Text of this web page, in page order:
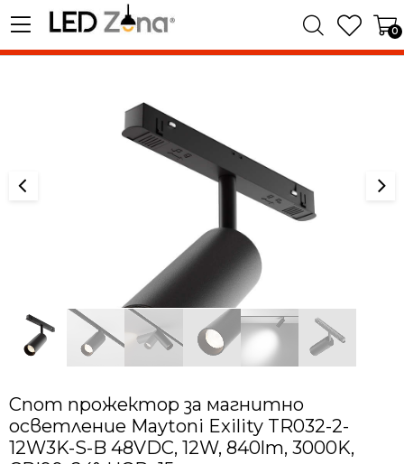
0
Спот прожектор за магнитно
осветление Maytoni Exility TR032-2-
12W3K-S-B 48VDC, 12W, 840lm, 3000K,